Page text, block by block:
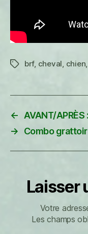
Étiquettes
brf, cheval, chien,
← AVANT/
→
Combo
Laisser
Votre
Les champs